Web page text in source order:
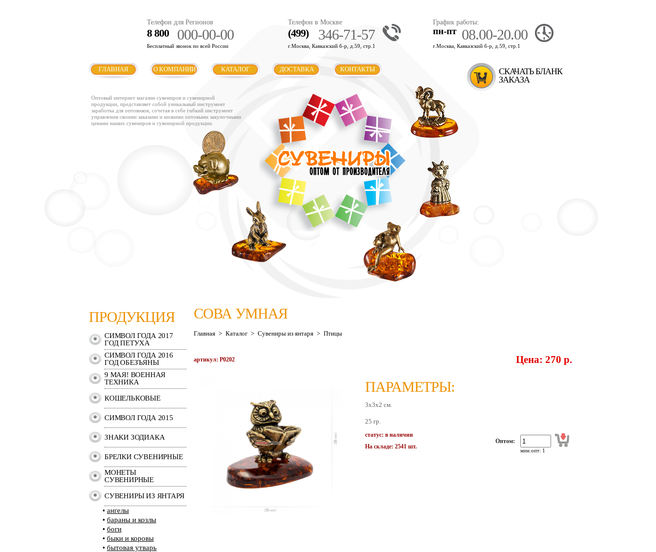
Телефон для Регионов
8 800 000-00-00
Бесплатный звонок по всей России
Телефон в Москве
(499) 346-71-57
г.Москва, Кавказский б-р, д.59, стр.1
График работы:
пн-пт 08.00-20.00
г.Москва, Кавказский б-р, д.59, стр.1
ГЛАВНАЯ О КОМПАНИИ КАТАЛОГ ДОСТАВКА КОНТАКТЫ
СКАЧАТЬ БЛАНК
ЗАКАЗА
Оптовый интернет магазин сувениров и сувенирной
продукции, представляет собой уникальный инструмент
заработка для оптовиков, сочетая в себе гибкий инструмент
управления своими заказами и низкими оптовыми закупочными
ценами наших сувениров и сувенирной продукции.
ПРОДУКЦИЯ
СИМВОЛ ГОДА 2017
ГОД ПЕТУХА
СИМВОЛ ГОДА 2016
ГОД ОБЕЗЪЯНЫ
9 МАЯ! ВОЕННАЯ
ТЕХНИКА
КОШЕЛЬКОВЫЕ
СИМВОЛ ГОДА 2015
ЗНАКИ ЗОДИАКА
БРЕЛКИ СУВЕНИРНЫЕ
МОНЕТЫ
СУВЕНИРНЫЕ
СУВЕНИРЫ ИЗ ЯНТАРЯ
• ангелы
• бараны и козлы
• боги
• быки и коровы
• бытовая утварь
СОВА УМНАЯ
Главная > Каталог > Сувениры из янтаря > Птицы
артикул: Р0202 Цена: 270 p.
ПАРАМЕТРЫ:
3х3х2 см.
25 гр.
статус: в наличии
На складе: 2541 шт.
Оптом:
мин.опт: 1